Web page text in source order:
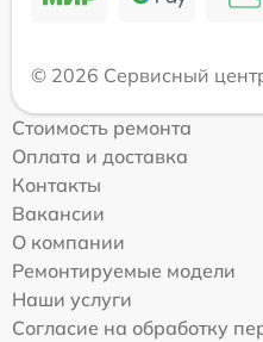
© 2026 Сервисный
Стоимость ремонта
Оплата и доставка
Контакты
Вакансии
О компании
Ремонтируемые модели
Наши услуги
Согласие на обработку